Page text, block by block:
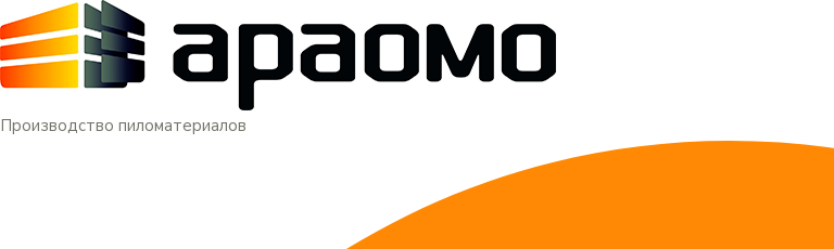
Производство пиломатериалов
Меню
Перейти
к
содержимому